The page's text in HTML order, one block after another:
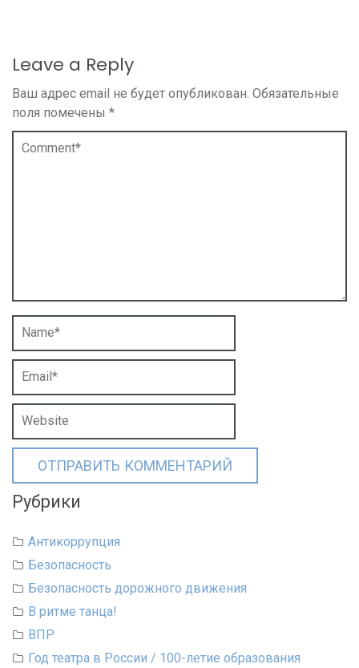
Leave a Reply
Ваш адрес email не будет опубликован. Обязательные
поля помечены *
Рубрики
Антикоррупция
Безопасность
Безопасность дорожного движения
В ритме танца!
ВПР
Год театра в России / 100-летие образования